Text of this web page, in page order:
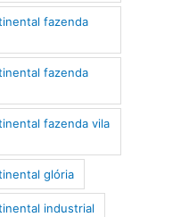
fazenda
fazenda
fazenda vila
glória
industrial